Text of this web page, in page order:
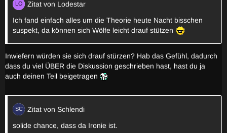
Zitat von Lodestar
Ich fand einfach alles um die Theorie heute Nacht bisschen
suspekt, da können sich Wölfe leicht drauf stützen
Inwiefern würden sie sich drauf stürzen? Hab das Gefühl, dadurch
dass du viel ÜBER die Diskussion geschrieben hast, hast du ja
auch deinen Teil beigetragen
Zitat von Schlendi
solide chance, dass da Ironie ist.